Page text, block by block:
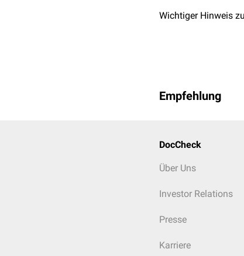
Wichtiger Hinweis
Empfehlung
DocCheck
Über Uns
Investor Relations
Presse
Karriere